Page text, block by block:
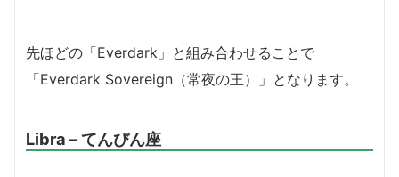
先ほどの「Everdark」と組み合わせることで
「Everdark Sovereign（常夜の王）」となります。
Libra – てんびん座